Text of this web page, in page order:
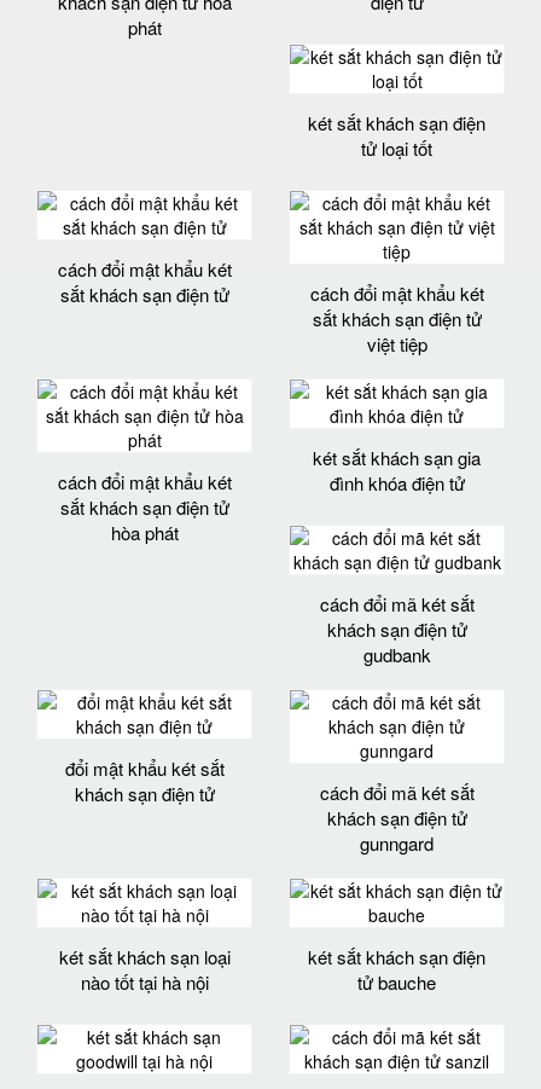
phát
két sắt khách sạn điện
tử loại tốt
cách đổi mật khẩu két
sắt khách sạn điện tử
cách đổi mật khẩu két
sắt khách sạn điện tử
việt tiệp
cách đổi mật khẩu két
sắt khách sạn điện tử
hòa phát
két sắt khách sạn gia
đình khóa điện tử
cách đổi mã két sắt
khách sạn điện tử
gudbank
đổi mật khẩu két sắt
khách sạn điện tử
cách đổi mã két sắt
khách sạn điện tử
gunngard
két sắt khách sạn loại
nào tốt tại hà nội
két sắt khách sạn điện
tử bauche